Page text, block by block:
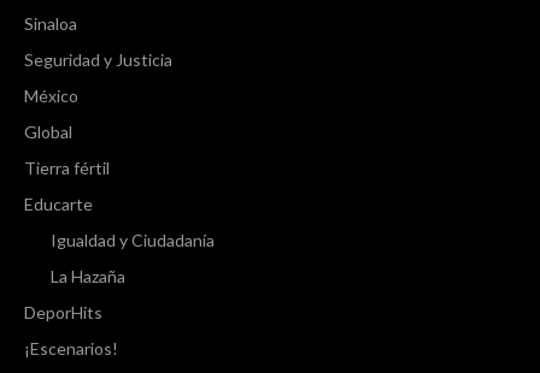
Sinaloa
Seguridad y Justicia
México
Global
Tierra fértil
Educarte
Igualdad y Ciudadanía
La Hazaña
DeporHits
¡Escenarios!